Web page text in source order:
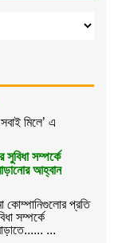
মিলে’ এ
সুবিধা সম্পর্কে
আহ্বান
কোম্পানিগুলোর প্রতি
সম্পর্কে
...